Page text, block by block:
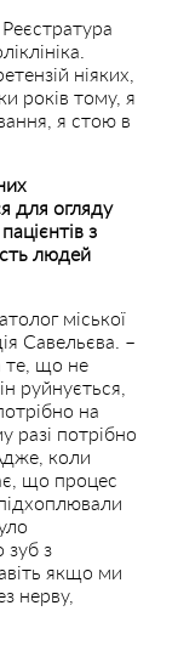
Реєстратура
ніяких,
років тому, я
я стою в
для огляду
з
людей
міської
Савельєва. –
те, що не
руйнується,
на
разі потрібно
коли
що процес
зуб з
якщо ми
нерву,